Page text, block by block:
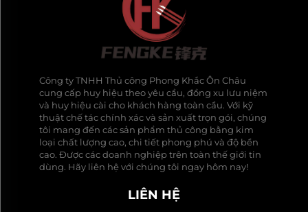
Công ty TNHH Thủ công Phong Khắc Ôn Châu
cung cấp huy hiệu theo yêu cầu, đồng xu lưu niệm
và huy hiệu cài cho khách hàng toàn cầu. Với kỹ
thuật chế tác chính xác và sản xuất trọn gói, chúng
tôi mang đến các sản phẩm thủ công bằng kim
loại chất lượng cao, chi tiết phong phú và độ bền
cao. Được các doanh nghiệp trên toàn thế giới tin
dùng. Hãy liên hệ với chúng tôi ngay hôm nay!
LIÊN HỆ